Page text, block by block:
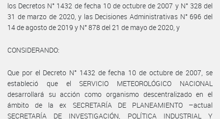
los Decretos N° 1432 de fecha 10 de octubre de 2007 y N° 328 del
31 de marzo de 2020, y las Decisiones Administrativas N° 696 del
14 de agosto de 2019 y N° 878 del 21 de mayo de 2020, y
CONSIDERANDO:
Que por el Decreto N° 1432 de fecha 10 de octubre de 2007, se
estableció que el SERVICIO METEOROLÓGICO NACIONAL
desarrollará su acción como organismo descentralizado en el
ámbito de la ex SECRETARÍA DE PLANEAMIENTO –actual
SECRETARÍA DE INVESTIGACIÓN, POLÍTICA INDUSTRIAL Y